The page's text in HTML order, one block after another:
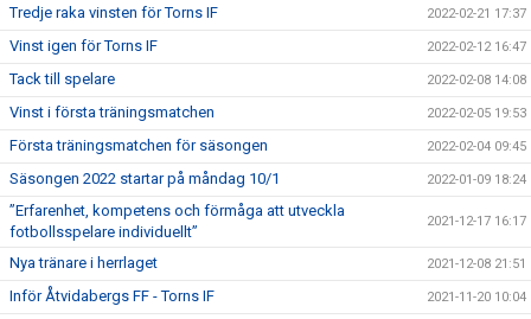
Tredje raka vinsten för Torns IF 2022-02-21 17:37
Vinst igen för Torns IF 2022-02-12 16:47
Tack till spelare 2022-02-08 14:08
Vinst i första träningsmatchen 2022-02-05 19:53
Första träningsmatchen för säsongen 2022-02-04 09:45
Säsongen 2022 startar på måndag 10/1 2022-01-09 18:24
”Erfarenhet, kompetens och förmåga att utveckla
fotbollsspelare individuellt”
2021-12-17 16:17
Nya tränare i herrlaget 2021-12-08 21:51
Inför Åtvidabergs FF - Torns IF 2021-11-20 10:04